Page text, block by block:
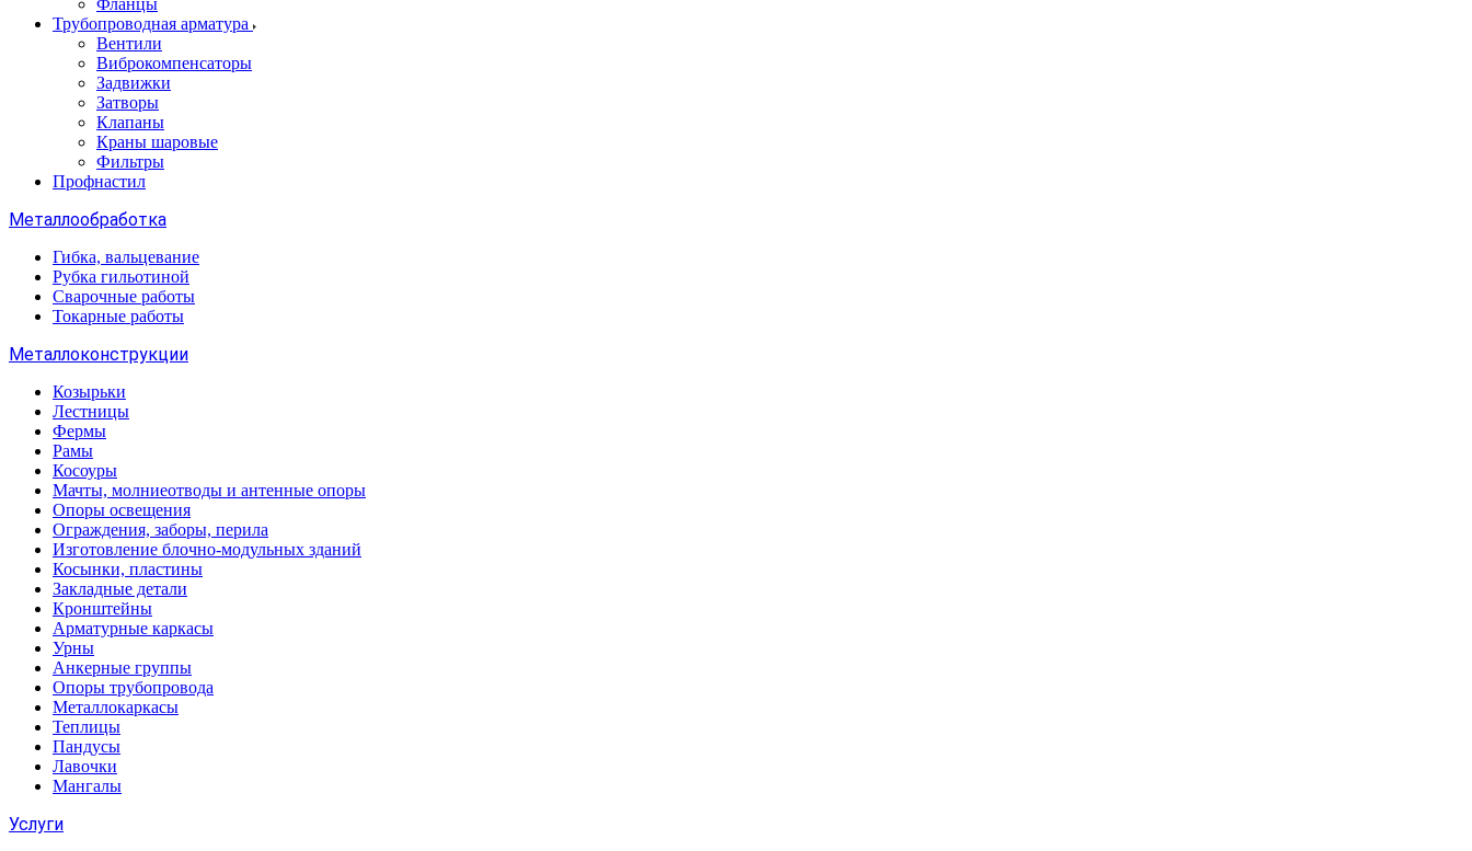
Фланцы
Трубопроводная арматура
Вентили
Виброкомпенсаторы
Задвижки
Затворы
Клапаны
Краны шаровые
Фильтры
Профнастил
Металлообработка
Гибка, вальцевание
Рубка гильотиной
Сварочные работы
Токарные работы
Металлоконструкции
Козырьки
Лестницы
Фермы
Рамы
Косоуры
Мачты, молниеотводы и антенные опоры
Опоры освещения
Ограждения, заборы, перила
Изготовление блочно-модульных зданий
Косынки, пластины
Закладные детали
Кронштейны
Арматурные каркасы
Урны
Анкерные группы
Опоры трубопровода
Металлокаркасы
Теплицы
Пандусы
Лавочки
Мангалы
Услуги